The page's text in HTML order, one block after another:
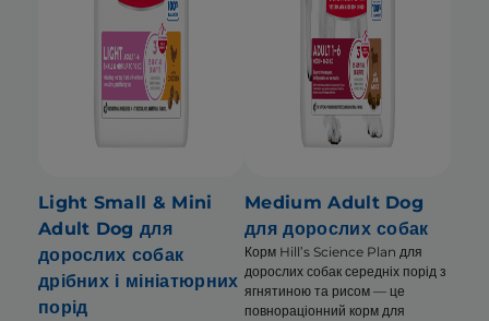
Light Small & Mini
Adult Dog для
дорослих собак
дрібних і мініатюрних
порід
Medium Adult Dog
для дорослих собак
Корм Hill’s Science Plan для
дорослих собак середніх порід з
ягнятиною та рисом — це
повнораціонний корм для